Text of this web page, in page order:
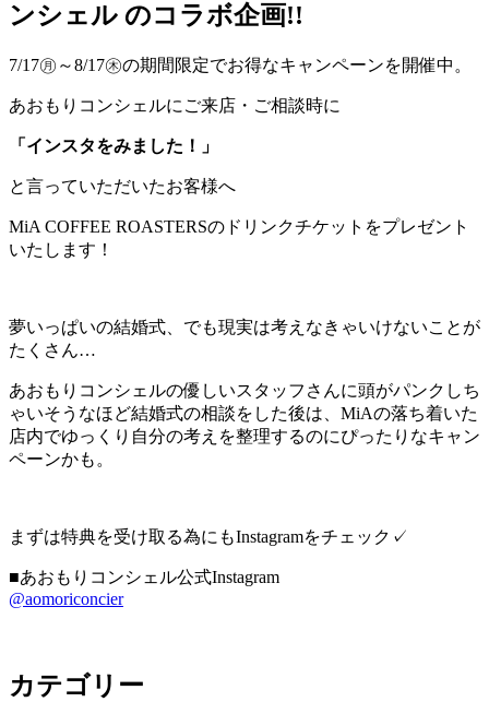
ンシェル のコラボ企画!!
7/17㊊～8/17㊍の期間限定でお得なキャンペーンを開催中。
あおもりコンシェルにご来店・ご相談時に
「インスタをみました！」
と言っていただいたお客様へ
MiA COFFEE ROASTERSのドリンクチケットをプレゼント
いたします！
夢いっぱいの結婚式、でも現実は考えなきゃいけないことが
たくさん…
あおもりコンシェルの優しいスタッフさんに頭がパンクしち
ゃいそうなほど結婚式の相談をした後は、MiAの落ち着いた
店内でゆっくり自分の考えを整理するのにぴったりなキャン
ペーンかも。
まずは特典を受け取る為にもInstagramをチェック✓
■あおもりコンシェル公式Instagram
@aomoriconcier
カテゴリー